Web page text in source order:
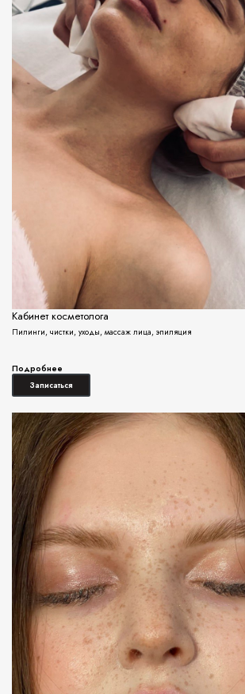
Кабинет косметолога
Пилинги, чистки, уходы, массаж лица, эпиляция
Подробнее
Записаться